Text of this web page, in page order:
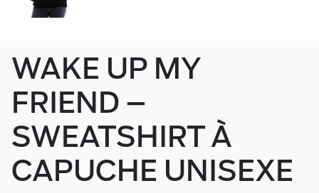
WAKE UP MY
FRIEND –
SWEATSHIRT À
CAPUCHE UNISEXE